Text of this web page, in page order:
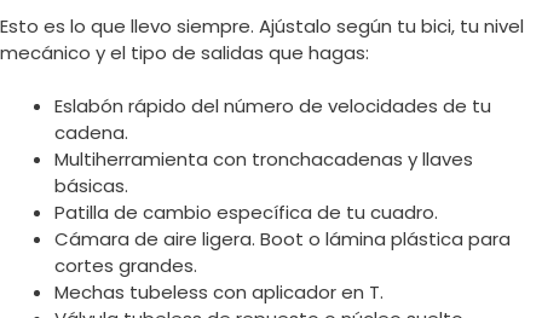
Esto es lo que llevo siempre. Ajústalo según tu bici, tu nivel
mecánico y el tipo de salidas que hagas:
Eslabón rápido del número de velocidades de tu
cadena.
Multiherramienta con tronchacadenas y llaves
básicas.
Patilla de cambio específica de tu cuadro.
Cámara de aire ligera. Boot o lámina plástica para
cortes grandes.
Mechas tubeless con aplicador en T.